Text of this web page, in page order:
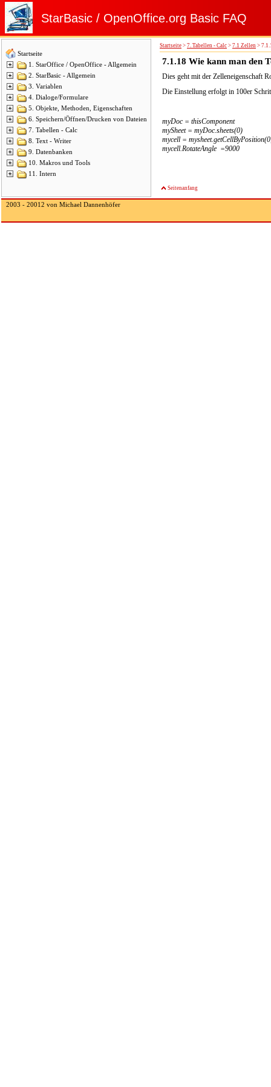
StarBasic / OpenOffice.org Basic FAQ
Startseite
1. StarOffice / OpenOffice - Allgemein
2. StarBasic - Allgemein
3. Variablen
4. Dialoge/Formulare
5. Objekte, Methoden, Eigenschaften
6. Speichern/Öffnen/Drucken von Dateien
7. Tabellen - Calc
8. Text - Writer
9. Datenbanken
10. Makros und Tools
11. Intern
Startseite > 7. Tabellen - Calc > 7.1 Zellen >
7.1.18 Wie kann man den
Dies geht mit der Zelleneigenschaft
Die Einstellung erfolgt in 100er
myDoc = thisComponent
mySheet = myDoc.sheets(0)
mycell =
mycell.RotateAngle =9000
Seitenanfang
2003 - 20012 von Michael Dannenhöfer